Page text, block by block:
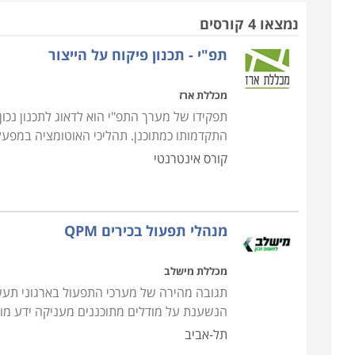
חשוב לציין כי תפקידו של מנהל תפעול הוא רב
שלמקצועות אחרים היקף תפקיד צר וממוקד יותר.
עובדים, ניהול מלאי, ניהול פרויקט, עבודה מול
צורך בכישורי מולטי טאסקינג על מנת לתפקד
קורס מנהלי תפעול כולל מגוון רחב של נושאים, החל
דרך פעילות הרכש לרבות קשר עם ספקים, בדיקות
טכנולוגי של מערכות מידע, רשתות תקשורת ומחשבים
הלימודים ב
ההתמחות שלו על פי אופי עבודתו הנוכחית, או על
נמצאו 4 קורסים
תפ"י - תכנון פיקוח על הייצור
מכללת ארז
תפקידו של מערך התפ"י הוא לדאוג לתכנון
התקדמותו כמתוכנן. תהליכי האוטומציה
קורס אינטרנטי
מנהלי תפעול בכירים QPM
מכללת מישלב
תגובה מהירה של מערכי התפעול בארגוני
הנשענת על מודלים מתוכננים מעניקה ידע
תל-אביב